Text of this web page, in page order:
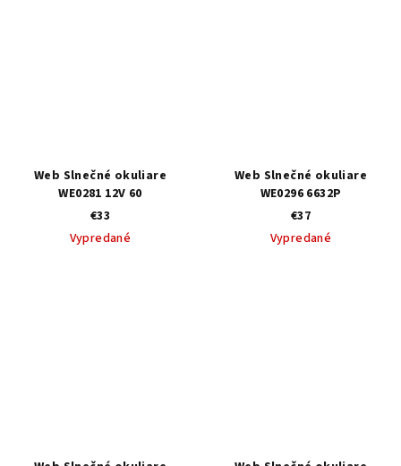
Web Slnečné okuliare
WE0281 12V 60
€33
Vypredané
Web Slnečné okuliare
WE0296 6632P
€37
Vypredané